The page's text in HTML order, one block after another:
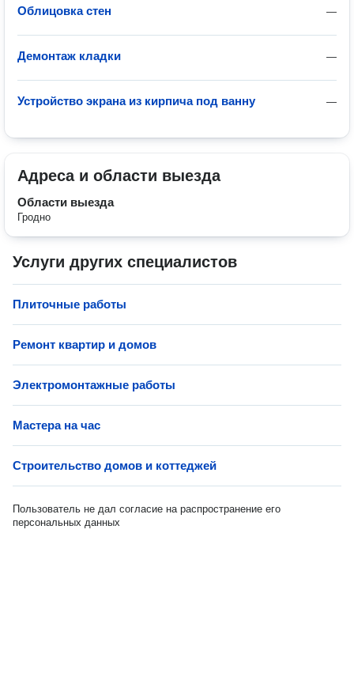
—
Облицовка стен
—
Демонтаж кладки
—
Устройство экрана из кирпича под ванну
Адреса и области выезда
Области выезда
Гродно
Услуги других специалистов
Плиточные работы
Ремонт квартир и домов
Электромонтажные работы
Мастера на час
Строительство домов и коттеджей
Пользователь не дал согласие на распространение его
персональных данных